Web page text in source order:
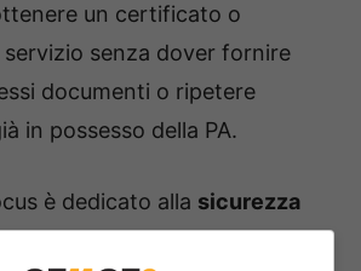
un certificato o
servizio senza dover fornire
documenti o ripetere
in possesso della PA.
è dedicato alla sicurezza